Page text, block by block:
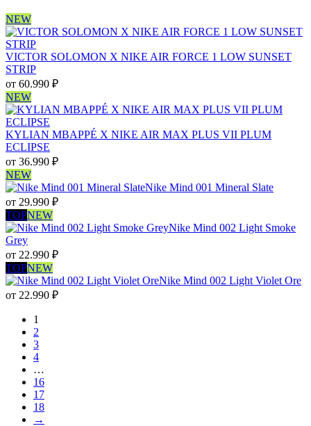
NEW
VICTOR SOLOMON X NIKE AIR FORCE 1 LOW SUNSET
STRIP
от 60.990 ₽
NEW
KYLIAN MBAPPÉ X NIKE AIR MAX PLUS VII PLUM
ECLIPSE
от 36.990 ₽
NEW
Nike Mind 001 Mineral Slate
от 29.990 ₽
TOPNEW
Nike Mind 002 Light Smoke
Grey
от 22.990 ₽
TOPNEW
Nike Mind 002 Light Violet Ore
от 22.990 ₽
1
2
3
4
…
16
17
18
→